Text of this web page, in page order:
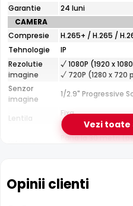
Filtru IR Mecanic (ICR)
HikVision HiLook IPC-
timpul noptii acesta este
sa treaca, imbunatatind
B120HA-
LUF/SL(2.8MM)
Garantie
24 luni
CAMERA
Compresie
H.265+ / H.265 /
Tehnologie
IP
Rezolutie
imagine
√ 1080P (1920 x
√ 720P (1280 x
Senzor
imagine
1/2.9" Progressive
Lentila
Fixa
Distanta focala:
Pana la 30 metri
Format
Cu picior
Protectie
Exterior
Vezi
Opinii clienti